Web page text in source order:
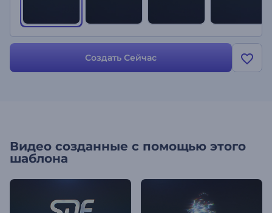
Создать Сейчас
Видео созданные с помощью этого
шаблона